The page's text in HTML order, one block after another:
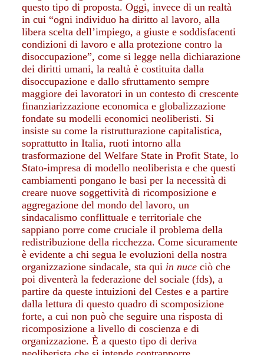
questo tipo di proposta. Oggi, invece di un realtà
in cui “ogni individuo ha diritto al lavoro, alla
libera scelta dell’impiego, a giuste e soddisfacenti
condizioni di lavoro e alla protezione contro la
disoccupazione”, come si legge nella dichiarazione
dei diritti umani, la realtà è costituita dalla
disoccupazione e dallo sfruttamento sempre
maggiore dei lavoratori in un contesto di crescente
finanziarizzazione economica e globalizzazione
fondate su modelli economici neoliberisti. Si
insiste su come la ristrutturazione capitalistica,
soprattutto in Italia, ruoti intorno alla
trasformazione del Welfare State in Profit State, lo
Stato-impresa di modello neoliberista e che questi
cambiamenti pongano le basi per la necessità di
creare nuove soggettività di ricomposizione e
aggregazione del mondo del lavoro, un
sindacalismo conflittuale e territoriale che
sappiano porre come cruciale il problema della
redistribuzione della ricchezza. Come sicuramente
è evidente a chi segua le evoluzioni della nostra
organizzazione sindacale, sta qui in nuce ciò che
poi diventerà la federazione del sociale (fds), a
partire da queste intuizioni del Cestes e a partire
dalla lettura di questo quadro di scomposizione
forte, a cui non può che seguire una risposta di
ricomposizione a livello di coscienza e di
organizzazione. È a questo tipo di deriva